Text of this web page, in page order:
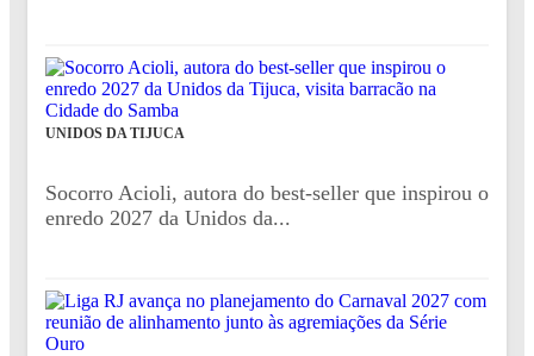
UNIDOS DA TIJUCA
Socorro Acioli, autora do best-seller que inspirou o
enredo 2027 da Unidos da...